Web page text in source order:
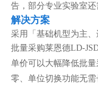
告，部分专业实验室还
解决方案
采用「基础机型为主、
批量采购莱恩德LD-
单价可以大幅降低批
零、单位切换功能无